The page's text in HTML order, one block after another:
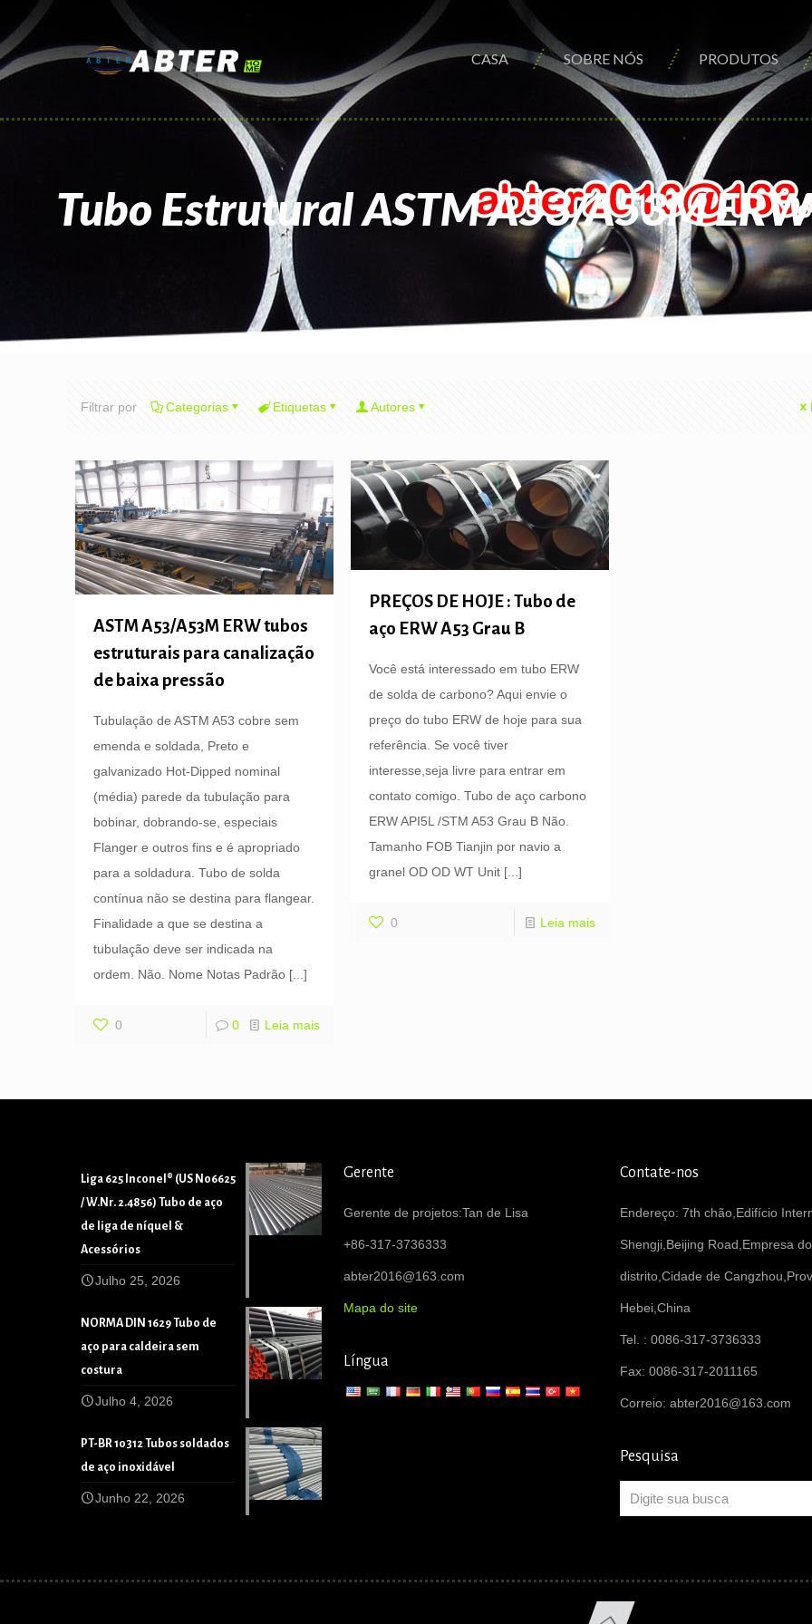
CASA SOBRE NÓS PRODUTOS
Tubo Estrutural ASTM A53/A53M ERW
Filtrar por Categorias Etiquetas Autores
ASTM A53/A53M ERW tubos
estruturais para canalização
de baixa pressão
Tubulação de ASTM A53 cobre sem
emenda e soldada, Preto e
galvanizado Hot-Dipped nominal
(média) parede da tubulação para
bobinar, dobrando-se, especiais
Flanger e outros fins e é apropriado
para a soldadura. Tubo de solda
contínua não se destina para flangear.
Finalidade a que se destina a
tubulação deve ser indicada na
ordem. Não. Nome Notas Padrão [...]
0 0 Leia mais
PREÇOS DE HOJE : Tubo de
aço ERW A53 Grau B
Você está interessado em tubo ERW
de solda de carbono? Aqui envie o
preço do tubo ERW de hoje para sua
referência. Se você tiver
interesse,seja livre para entrar em
contato comigo. Tubo de aço carbono
ERW API5L /STM A53 Grau B Não.
Tamanho FOB Tianjin por navio a
granel OD OD WT Unit[...]
0 Leia mais
Liga 625 Inconel® (US N06625
/ W.Nr. 2.4856) Tubo de aço
de liga de níquel &
Acessórios
Julho 25, 2026
NORMA DIN 1629 Tubo de
aço para caldeira sem
costura
Julho 4, 2026
PT-BR 10312 Tubos soldados
de aço inoxidável
Junho 22, 2026
Gerente
Gerente de projetos:Tan de Lisa
+86-317-3736333
abter2016@163.com
Mapa do site
Língua
Contate-nos
Endereço: 7th chão,Edifício
Shengji,Beijing Road,Empresa do
distrito,Cidade de
Hebei,China
Tel. : 0086-317-3736333
Fax: 0086-317-2011165
Correio: abter2016@163.com
Pesquisa